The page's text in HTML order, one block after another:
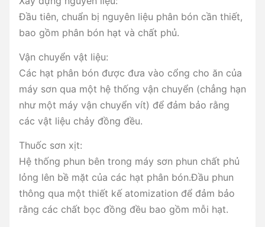
Đầu tiên, chuẩn bị nguyên liệu phân bón cần thiết,
bao gồm phân bón hạt và chất phủ.
Vận chuyển vật liệu:
Các hạt phân bón được đưa vào cổng cho ăn của
máy sơn qua một hệ thống vận chuyển (chẳng hạn
như một máy vận chuyển vít) để đảm bảo rằng
các vật liệu chảy đồng đều.
Thuốc sơn xịt:
Hệ thống phun bên trong máy sơn phun chất phủ
lỏng lên bề mặt của các hạt phân bón.Đầu phun
thông qua một thiết kế atomization để đảm bảo
rằng các chất bọc đồng đều bao gồm mỗi hạt.